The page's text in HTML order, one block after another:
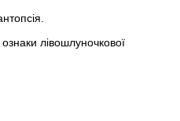
лівошлуночкової